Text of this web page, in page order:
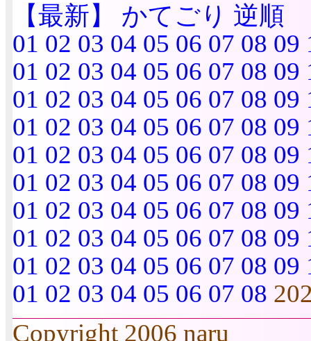
【最新】 かてごり 逆順
01 02 03 04 05 06 07 08 09
01 02 03 04 05 06 07 08 09
01 02 03 04 05 06 07 08 09
01 02 03 04 05 06 07 08 09
01 02 03 04 05 06 07 08 09
01 02 03 04 05 06 07 08 09
01 02 03 04 05 06 07 08 09
01 02 03 04 05 06 07 08 09
01 02 03 04 05 06 07 08 09
01 02 03 04 05 06 07 08
Copyright 2006 naru